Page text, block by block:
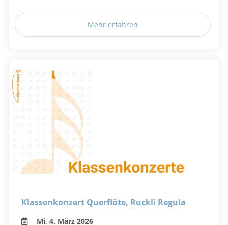
Mehr erfahren
Klassenkonzert Querflöte, Ruckli Regula
Mi, 4. März 2026